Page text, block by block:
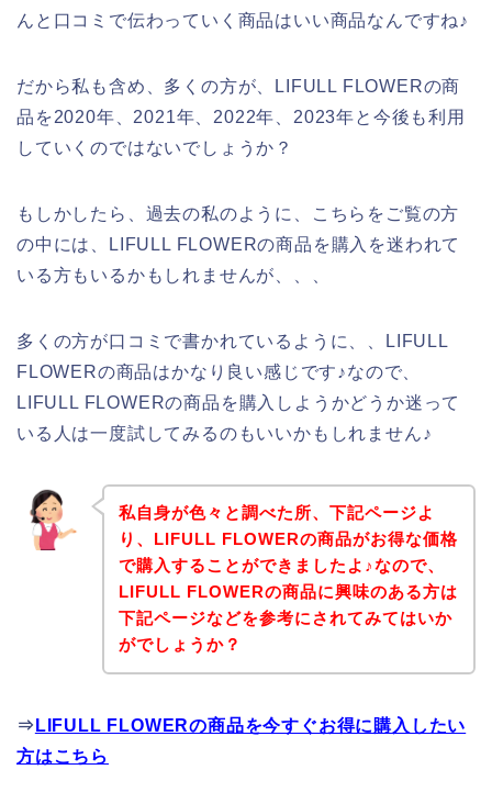
んと口コミで伝わっていく商品はいい商品なんですね♪
だから私も含め、多くの方が、LIFULL FLOWERの商
品を2020年、2021年、2022年、2023年と今後も利用
していくのではないでしょうか？
もしかしたら、過去の私のように、こちらをご覧の方
の中には、LIFULL FLOWERの商品を購入を迷われて
いる方もいるかもしれませんが、、、
多くの方が口コミで書かれているように、、LIFULL
FLOWERの商品はかなり良い感じです♪なので、
LIFULL FLOWERの商品を購入しようかどうか迷って
いる人は一度試してみるのもいいかもしれません♪
私自身が色々と調べた所、下記ページよ
り、LIFULL FLOWERの商品がお得な価格
で購入することができましたよ♪なので、
LIFULL FLOWERの商品に興味のある方は
下記ページなどを参考にされてみてはいか
がでしょうか？
⇒ LIFULL FLOWERの商品を今すぐお得に購入したい
方はこちら